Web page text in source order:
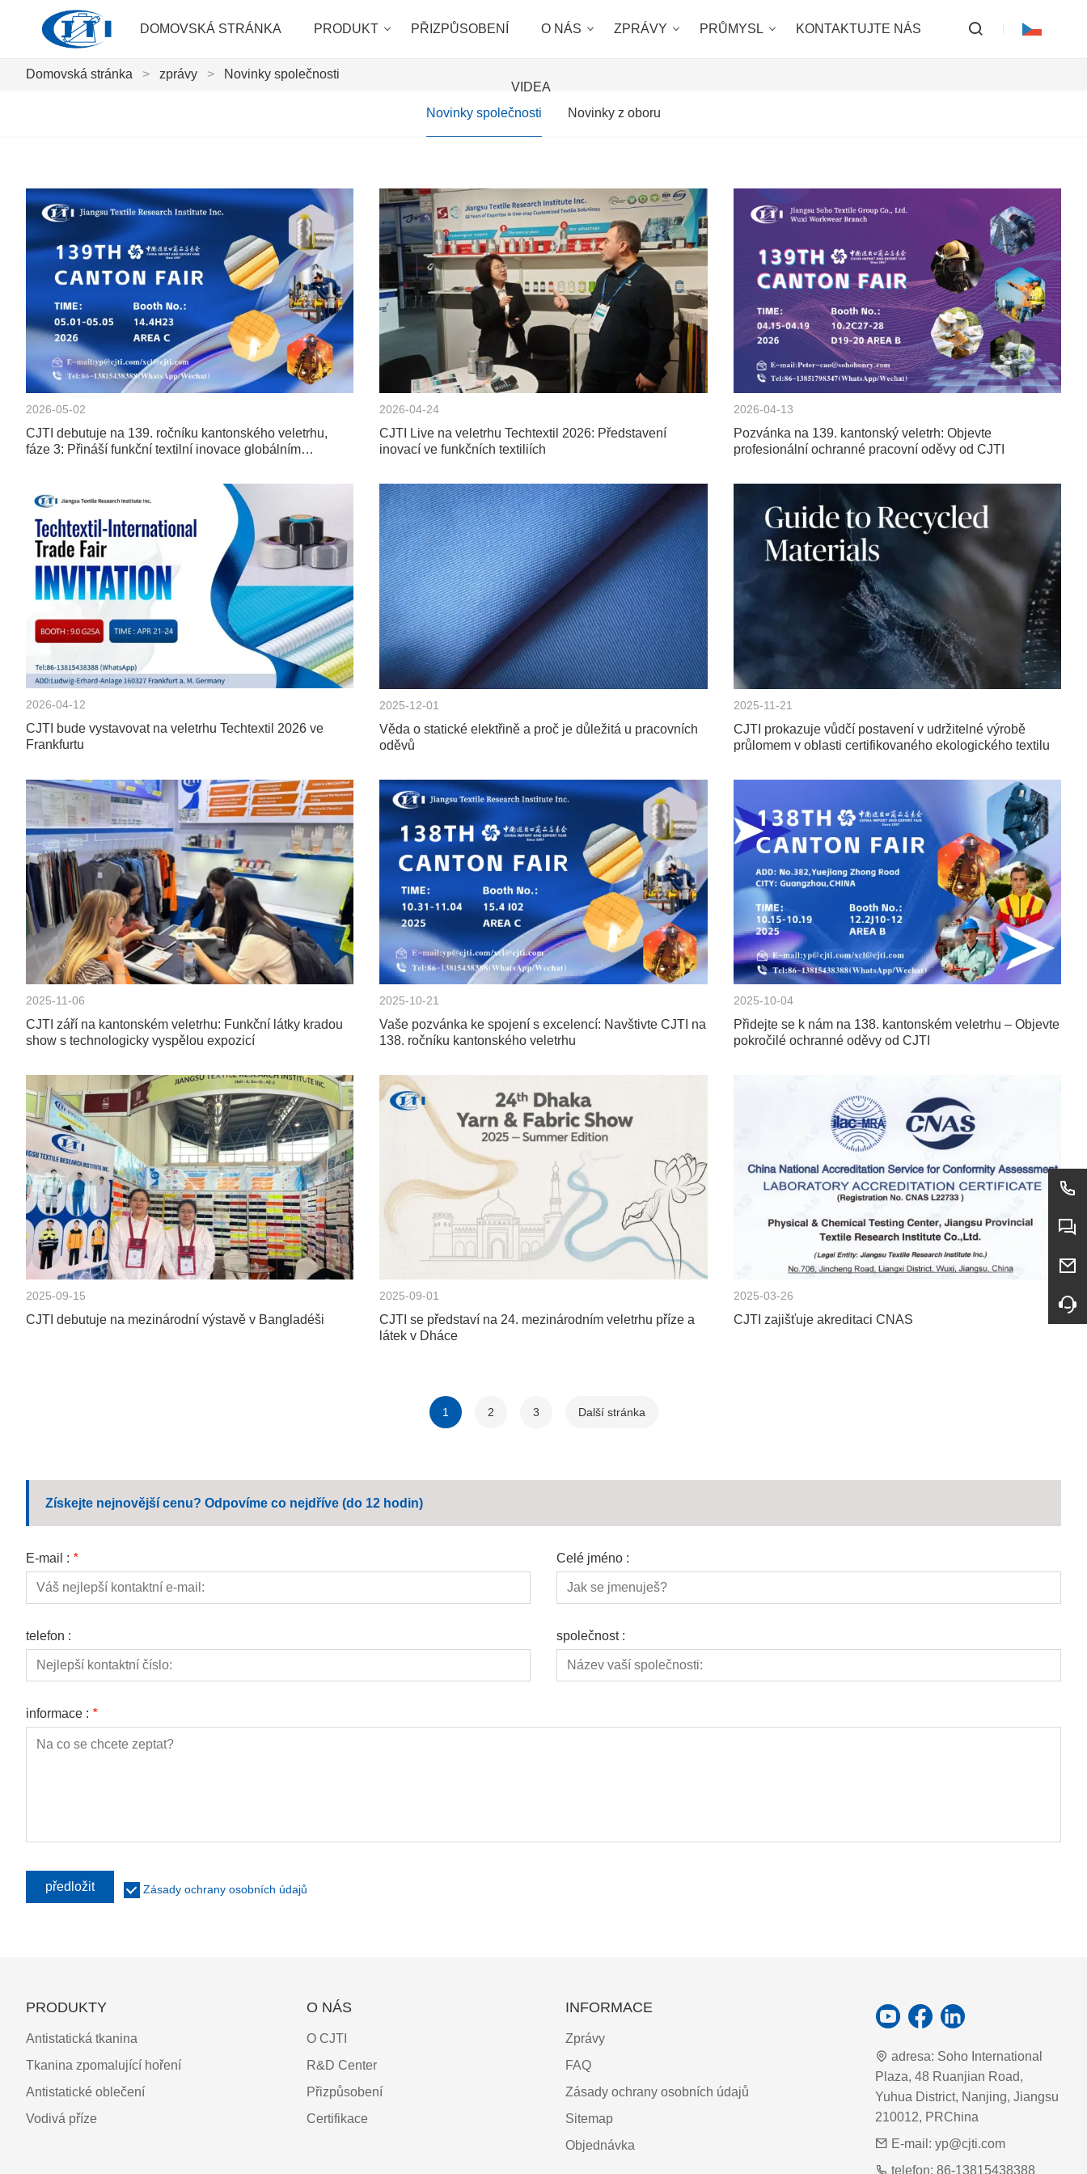
DOMOVSKÁ STRÁNKA PRODUKT PŘIZPŮSOBENÍ O NÁS ZPRÁVY PRŮMYSL KONTAKTUJTE NÁS
VIDEA
Domovská stránka > zprávy > Novinky společnosti
Novinky společnosti Novinky z oboru
2026-05-02
CJTI debutuje na 139. ročníku kantonského veletrhu,
fáze 3: Přináší funkční textilní inovace globálním
2026-04-24
CJTI Live na veletrhu Techtextil 2026: Představení
inovací ve funkčních textiliích
2026-04-13
Pozvánka na 139. kantonský veletrh: Objevte
profesionální ochranné pracovní oděvy od CJTI
2026-04-12
CJTI bude vystavovat na veletrhu Techtextil 2026 ve
Frankfurtu
2025-12-01
Věda o statické elektřině a proč je důležitá u pracovních
oděvů
2025-11-21
CJTI prokazuje vůdčí postavení v udržitelné výrobě
průlomem v oblasti certifikovaného ekologického textilu
2025-11-06
CJTI září na kantonském veletrhu: Funkční látky kradou
show s technologicky vyspělou expozicí
2025-10-21
Vaše pozvánka ke spojení s excelencí: Navštivte CJTI na
138. ročníku kantonského veletrhu
2025-10-04
Přidejte se k nám na 138. kantonském veletrhu – Objevte
pokročilé ochranné oděvy od CJTI
2025-09-15
CJTI debutuje na mezinárodní výstavě v Bangladéši
2025-09-01
CJTI se představí na 24. mezinárodním veletrhu příze a
látek v Dháce
2025-03-26
CJTI zajišťuje akreditaci CNAS
1 2 3 Další stránka
Získejte nejnovější cenu? Odpovíme co nejdříve (do 12 hodin)
E-mail : * Celé jméno :
telefon : společnost :
informace : *
předložit Zásady ochrany osobních údajů
PRODUKTY
Antistatická tkanina
Tkanina zpomalující hoření
Antistatické oblečení
Vodivá příze
O NÁS
O CJTI
R&D Center
Přizpůsobení
Certifikace
INFORMACE
Zprávy
FAQ
Zásady ochrany osobních údajů
Sitemap
Objednávka
adresa: Soho International
Plaza, 48 Ruanjian Road,
Yuhua District, Nanjing, Jiangsu
210012, PRChina
E-mail: yp@cjti.com
telefon: 86-13815438388